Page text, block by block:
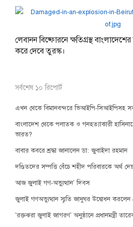
লেবানন বিষ্ফোরনে ক্ষতিগ্রস্থ
করে দেবে তুরস্ক।
সর্বশেষ ১০ রিপোর্ট
এখন থেকে বিমানবন্দরে ভিআইপি-সিআইপিসহ
বাংলাদেশ থেকে পলাতক ও গনহত্যাকারী
ভারত?
বাবার কবরে শ্রদ্ধা জানালেন ডা: জুবাইদা রহমান
দণ্ডিতদের সম্পত্তি বেঁচে শহীদ পরিবারকে অর্থ
আজ জুলাই গণ-অভ্যুত্থান’ দিবস
জুলাই গণঅভ্যুত্থান স্মৃতি জাদুঘর উদ্বোধন করলেন
‘রক্তঝরা জুলাই জাগরণ’ অনুষ্ঠানে প্রধানমন্ত্রী